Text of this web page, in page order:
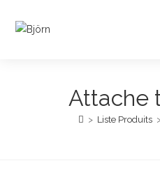
Attache
> Liste Produits